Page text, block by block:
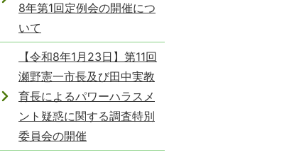
8年第1回定例会の開催につ
いて
【令和8年1月23日】第11回
瀬野憲一市長及び田中実教
育長によるパワーハラスメ
ント疑惑に関する調査特別
委員会の開催